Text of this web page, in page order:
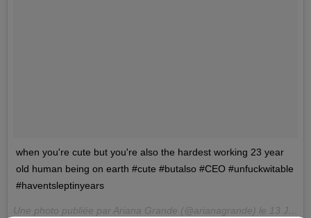
when you're cute but you're also the hardest working 23 year
old human being on earth #cute #butalso #CEO #unfuckwitable
#haventsleptinyears
Une photo publiée par Ariana Grande (@arianagrande) le 13 Janv. 2017 à 11h24 PST